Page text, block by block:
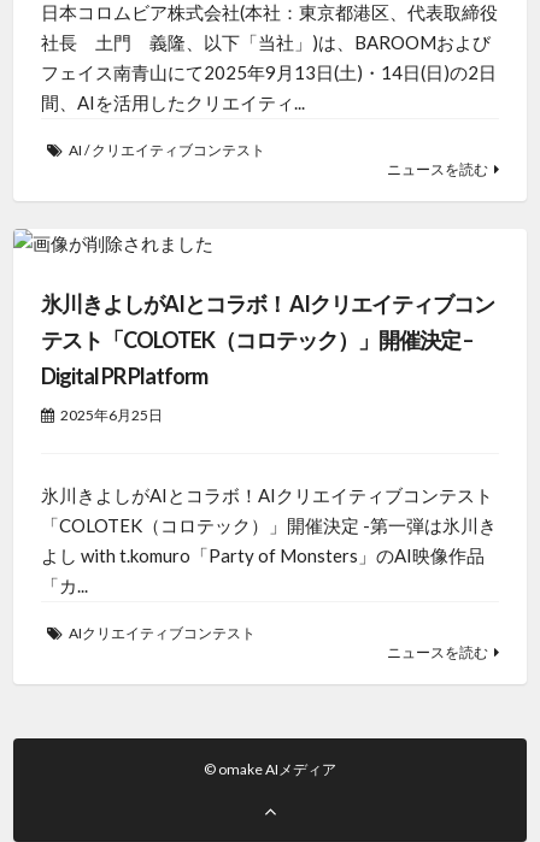
日本コロムビア株式会社(本社：東京都港区、代表取締役
社長 土門 義隆、以下「当社」)は、BAROOMおよび
フェイス南青山にて2025年9月13日(土)・14日(日)の2日
間、AIを活用したクリエイティ...
AI /クリエイティブコンテスト
ニュースを読む
氷川きよしがAIとコラボ！ AIクリエイティブコン
テスト「COLOTEK（コロテック）」開催決定 –
Digital PR Platform
2025年6月25日
氷川きよしがAIとコラボ！AIクリエイティブコンテスト
「COLOTEK（コロテック）」開催決定 -第一弾は氷川き
よし with t.komuro「Party of Monsters」のAI映像作品
「カ...
AIクリエイティブコンテスト
ニュースを読む
© omake AIメディア